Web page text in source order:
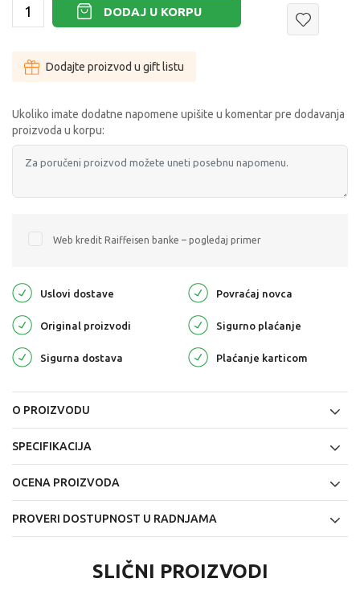
DODAJ U KORPU
Dodajte proizvod u gift listu
Ukoliko imate dodatne napomene upišite u komentar pre dodavanja
proizvoda u korpu:
Web kredit Raiffeisen banke – pogledaj primer
Uslovi dostave Povraćaj novca
Original proizvodi Sigurno plaćanje
Sigurna dostava Plaćanje karticom
O PROIZVODU
SPECIFIKACIJA
OCENA PROIZVODA
PROVERI DOSTUPNOST U RADNJAMA
SLIČNI PROIZVODI